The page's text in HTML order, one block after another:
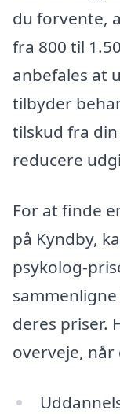
du forvente,
fra 800 til
anbefales at
tilbyder
tilskud fra
reducere
For at finde
på Kyndby,
psykolog-
deres priser.
overveje,